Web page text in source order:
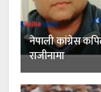
नेपाली कांग्रेस
राजीनामा